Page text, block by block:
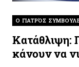
O ΓΙΑΤΡΌΣ
Κατάθλιψη:
κάνουν να